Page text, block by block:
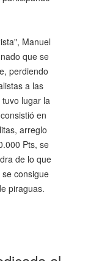
Manuel
que se
perdiendo
a las
lugar la
en
arreglo
Pts, se
de lo que
consigue
piraguas.